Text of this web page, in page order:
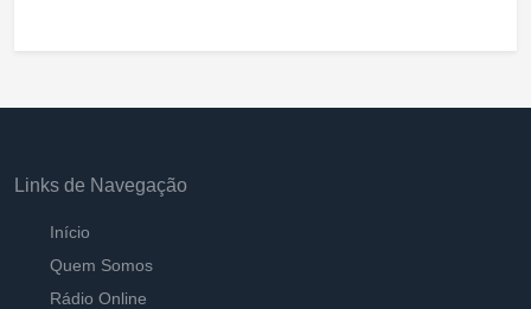
Links de Navegação
Início
Quem Somos
Rádio Online